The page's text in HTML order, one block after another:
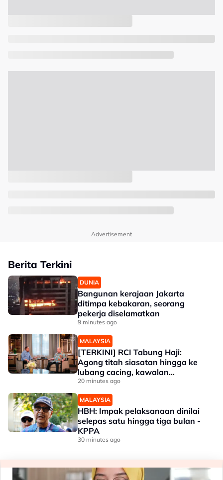
Advertisement
Berita Terkini
DUNIA
Bangunan kerajaan Jakarta
ditimpa kebakaran, seorang
pekerja diselamatkan
9 minutes ago
MALAYSIA
[TERKINI] RCI Tabung Haji:
Agong titah siasatan hingga ke
lubang cacing, kawalan
sempadan diperkukuh
20 minutes ago
MALAYSIA
HBH: Impak pelaksanaan dinilai
selepas satu hingga tiga bulan -
KPPA
30 minutes ago